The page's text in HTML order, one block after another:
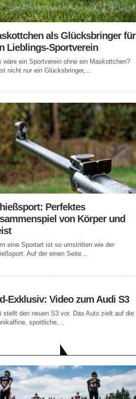
als Glücksbringer für
Lieblings-Sportverein
wäre ein Sportverein ohne ein Maskottchen?
nicht nur ein Glücksbringer,...
Perfektes
von Körper und
eine Sportart ist so umstritten wie der
Auf der einen Seite...
Exklusiv: Video zum Audi S3
stellt den neuen S3 vor. Das Auto zielt auf die
sportliche,...